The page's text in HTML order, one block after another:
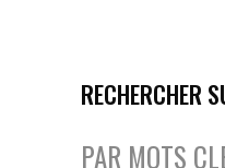
RECHERCHER
Votre